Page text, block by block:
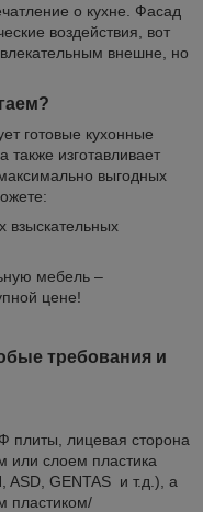
о кухне. Фасад
воздействия, вот
внешне, но
готовые кухонные
изготавливает
выгодных
мебель –
цене!
требования и
плиты, лицевая сторона
слоем пластика
ASD, GENTAS и т.д.), а
пластиком/